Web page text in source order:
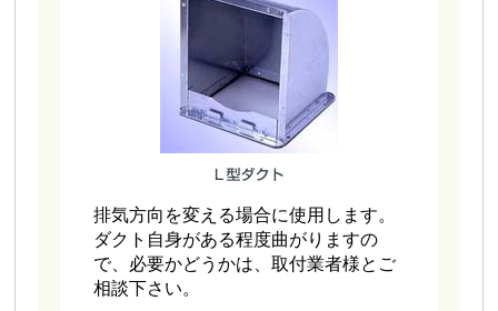
排気方向を変える場合に使用します。
ダクト自身がある程度曲がりますの
で、必要かどうかは、取付業者様とご
相談下さい。